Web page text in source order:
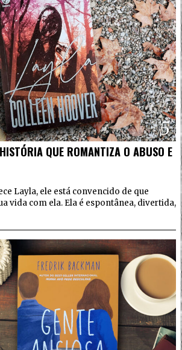
5
QUE ROMANTIZA O ABUSO E
Layla, ele está convencido de que
vida com ela. Ela é espontânea, divertida,